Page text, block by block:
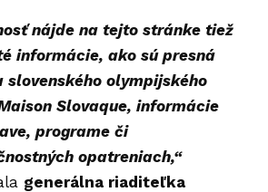
nájde na tejto stránke tiež
informácie, ako sú presná
slovenského olympijského
Slovaque, informácie
programe či
opatreniach,“
generálna riaditeľka